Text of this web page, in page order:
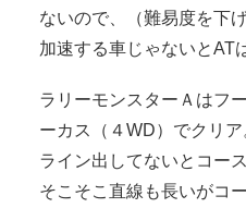
ないので、（難易度を下
加速する車じゃないとAT
ラリーモンスターＡはフ
ーカス（４WD）でクリア
ライン出してないとコー
そこそこ直線も長いがコ